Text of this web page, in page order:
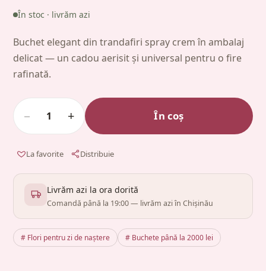
În stoc · livrăm azi
Buchet elegant din trandafiri spray crem în ambalaj
delicat — un cadou aerisit și universal pentru o fire
rafinată.
− 1 + În coș
La favorite Distribuie
Livrăm azi la ora dorită
Comandă până la 19:00 — livrăm azi în Chișinău
# Flori pentru zi de naștere # Buchete până la 2000 lei